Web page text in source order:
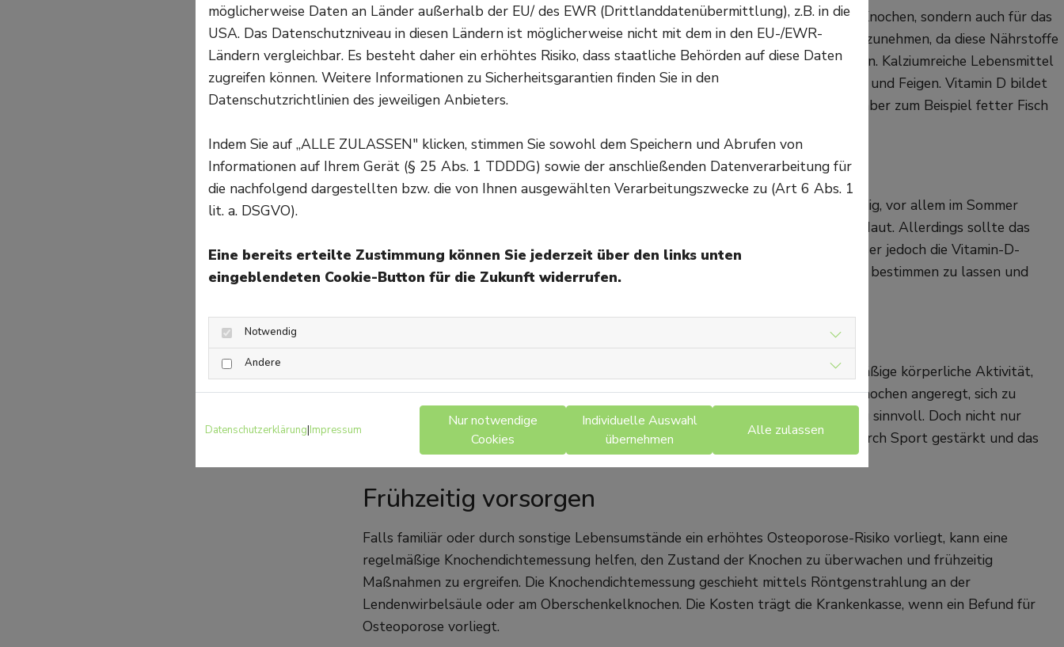
Eine ausgewogene Ernährung ist nicht nur entscheidend für die Gesundheit der Knochen, sondern auch für das
Gesamtbefinden. Es ist vor allem wichtig, ausreichend Kalzium und Vitamin D aufzunehmen, da diese Nährstoffe
eine Schlüsselrolle beim Aufbau und bei der Erhaltung der Knochendichte spielen. Kalziumreiche Lebensmittel
sind zum Beispiel Milchprodukte, grünes Blattgemüse, Mandeln, Brokkoli, Sesam und Feigen. Vitamin D bildet
der Körper durch Sonnenlicht zum größten Teil selbst, Vitamin-D-Quellen sind aber zum Beispiel fetter Fisch
Sonne tanken
Da der Körper Vitamin-D hauptsächlich durch Sonnenlicht bildet, ist es notwendig, vor allem im Sommer
genügend Sonne zu tanken, das heißt circa 20 Minuten täglich auf unbedeckte Haut. Allerdings sollte das
wegen des Hautkrebsrisikos natürlich nie ohne Sonnenschutz geschehen. Da dieser jedoch die Vitamin-D-
Aufnahme verringert, kann es sinnvoll sein, den Vitamin-D-Spiegel einmal im Jahr bestimmen zu lassen und
Bewegung ist ein weiterer wichtiger Faktor für gesunde Knochen. Durch regelmäßige körperliche Aktivität,
insbesondere Gewichtstraining in Kombination mit Ausdauersport, werden die Knochen angeregt, sich zu
stärken und zu verdichten. Gerade für Frauen ist ein muskelaufbauendes Training sinnvoll. Doch nicht nur
Muskeln unterstützen das Knochenskelett, auch der Gleichgewichtssinn wird durch Sport gestärkt und das
Sturzrisiko minimiert.
Frühzeitig vorsorgen
Falls familiär oder durch sonstige Lebensumstände ein erhöhtes Osteoporose-Risiko vorliegt, kann eine
regelmäßige Knochendichtemessung helfen, den Zustand der Knochen zu überwachen und frühzeitig
Maßnahmen zu ergreifen. Die Knochendichtemessung geschieht mittels Röntgenstrahlung an der
Lendenwirbelsäule oder am Oberschenkelknochen. Die Kosten trägt die Krankenkasse, wenn ein Befund für
Osteoporose vorliegt.
möglicherweise Daten an Länder außerhalb der EU/ des EWR (Drittlanddatenübermittlung), z.B. in die
USA. Das Datenschutzniveau in diesen Ländern ist möglicherweise nicht mit dem in den EU-/EWR-
Ländern vergleichbar. Es besteht daher ein erhöhtes Risiko, dass staatliche Behörden auf diese Daten
zugreifen können. Weitere Informationen zu Sicherheitsgarantien finden Sie in den
Datenschutzrichtlinien des jeweiligen Anbieters.
Indem Sie auf „ALLE ZULASSEN" klicken, stimmen Sie sowohl dem Speichern und Abrufen von
Informationen auf Ihrem Gerät (§ 25 Abs. 1 TDDDG) sowie der anschließenden Datenverarbeitung für
die nachfolgend dargestellten bzw. die von Ihnen ausgewählten Verarbeitungszwecke zu (Art 6 Abs. 1
lit. a. DSGVO).
Eine bereits erteilte Zustimmung können Sie jederzeit über den links unten
eingeblendeten Cookie-Button für die Zukunft widerrufen.
Notwendig
Andere
Datenschutzerklärung|Impressum
Nur notwendige
Cookies
Individuelle Auswahl
übernehmen
Alle zulassen